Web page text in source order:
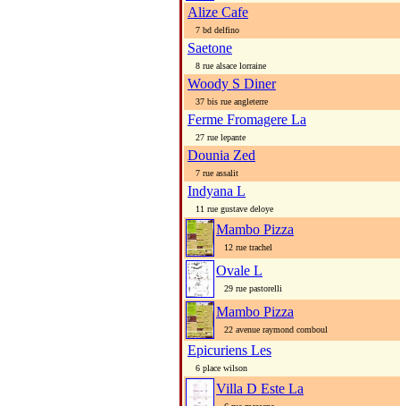
Alize Cafe
7 bd delfino
Saetone
8 rue alsace lorraine
Woody S Diner
37 bis rue angleterre
Ferme Fromagere La
27 rue lepante
Dounia Zed
7 rue assalit
Indyana L
11 rue gustave deloye
Mambo Pizza
12 rue trachel
Ovale L
29 rue pastorelli
Mambo Pizza
22 avenue raymond comboul
Epicuriens Les
6 place wilson
Villa D Este La